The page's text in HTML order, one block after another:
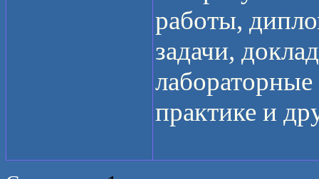
работы,
задачи,
практике и